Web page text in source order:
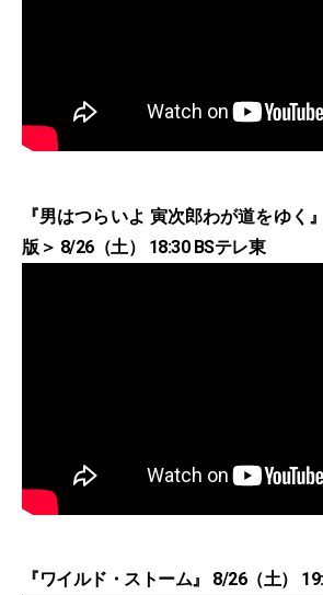
『男はつらいよ 寅次郎わが道をゆく
版＞ 8/26（土） 18:30 BSテレ東
『ワイルド・ストーム』 8/26（土）